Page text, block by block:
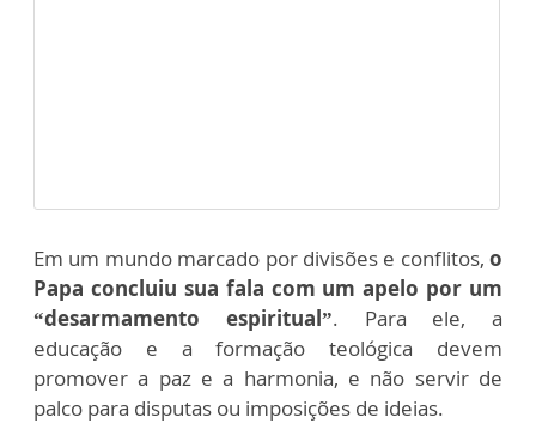
Em um mundo marcado por divisões e conflitos, o
Papa concluiu sua fala com um apelo por um
“desarmamento espiritual”. Para ele, a
educação e a formação teológica devem
promover a paz e a harmonia, e não servir de
palco para disputas ou imposições de ideias.